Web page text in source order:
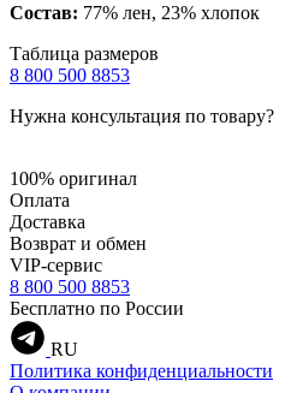
Состав: 77% лен, 23% хлопок
Таблица размеров
8 800 500 8853
Нужна консультация по товару?
100% оригинал
Оплата
Доставка
Возврат и обмен
VIP-сервис
8 800 500 8853
Бесплатно по России
RU
Политика конфиденциальности